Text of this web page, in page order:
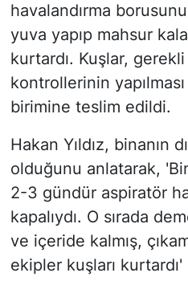
havalandırma
yuva yapıp mahsur
kurtardı. Kuşlar, gerekli
kontrollerinin
birimine teslim edildi.
Hakan Yıldız, binanın
olduğunu anlatarak,
2-3 gündür aspiratör
kapalıydı. O sırada
ve içeride kalmış,
ekipler kuşları kurtardı'